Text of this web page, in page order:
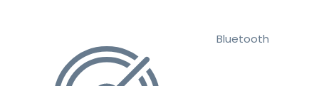
Bluetooth